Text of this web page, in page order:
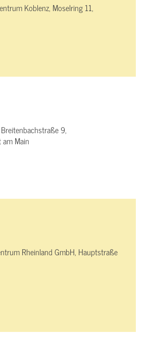
Koblenz, Moselring 11,
9,
Main
Rheinland GmbH, Hauptstraße